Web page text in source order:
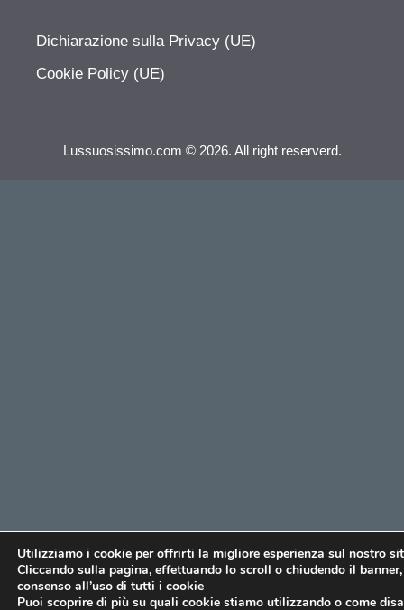
Dichiarazione sulla Privacy (UE)
Cookie Policy (UE)
Lussuosissimo.com © 2026. All right reserverd.
Utilizziamo i cookie per offrirti la migliore esperienza sul nostro
Cliccando sulla pagina, effettuando lo scroll o chiudendo il
consenso all’uso di tutti i cookie
Puoi scoprire di più su quali cookie stiamo utilizzando o come